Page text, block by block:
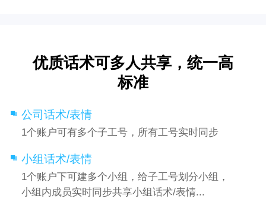
优质话术可多人共享，统一高
标准
公司话术/表情
1个账户可有多个子工号，所有工号实时同步
小组话术/表情
1个账户下可建多个小组，给子工号划分小组，
小组内成员实时同步共享小组话术/表情...